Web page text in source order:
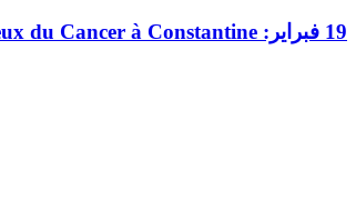
19 فبراير: du Cancer à Constantine